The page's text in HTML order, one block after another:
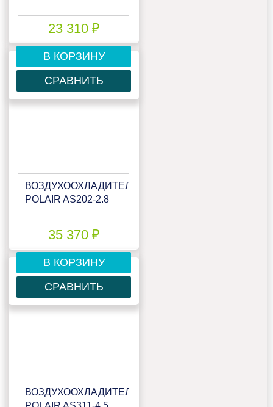
23 310 ₽
В КОРЗИНУ
СРАВНИТЬ
ВОЗДУХООХЛАДИТЕЛЬ
POLAIR AS202-2.8
35 370 ₽
В КОРЗИНУ
СРАВНИТЬ
ВОЗДУХООХЛАДИТЕЛЬ